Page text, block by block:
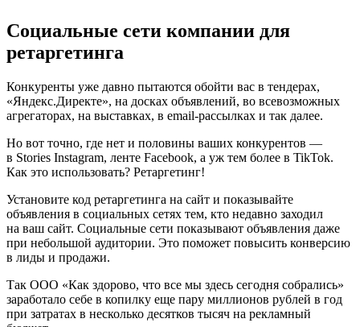
Социальные сети компании для
ретаргетинга
Конкуренты уже давно пытаются обойти вас в тендерах,
«Яндекс.Директе», на досках объявлений, во всевозможных
агрегаторах, на выставках, в email-рассылках и так далее.
Но вот точно, где нет и половины ваших конкурентов —
в Stories Instagram, ленте Facebook, а уж тем более в TikTok.
Как это использовать? Ретаргетинг!
Установите код ретаргетинга на сайт и показывайте
объявления в социальных сетях тем, кто недавно заходил
на ваш сайт. Социальные сети показывают объявления даже
при небольшой аудитории. Это поможет повысить конверсию
в лиды и продажи.
Так ООО «Как здорово, что все мы здесь сегодня собрались»
заработало себе в копилку еще пару миллионов рублей в год
при затратах в несколько десятков тысяч на рекламный